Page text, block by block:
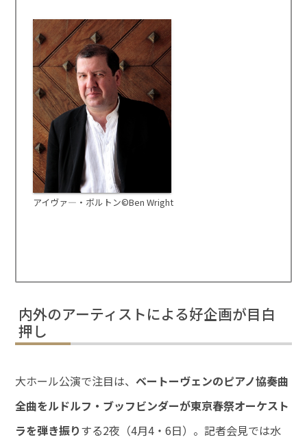
アイヴァ―・ボルトン©Ben Wright
内外のアーティストによる好企画が目白
押し
大ホール公演で注目は、ベートーヴェンのピアノ協奏曲
全曲をルドルフ・ブッフビンダーが東京春祭オーケスト
ラを弾き振りする2夜（4月4・6日）。記者会見では水